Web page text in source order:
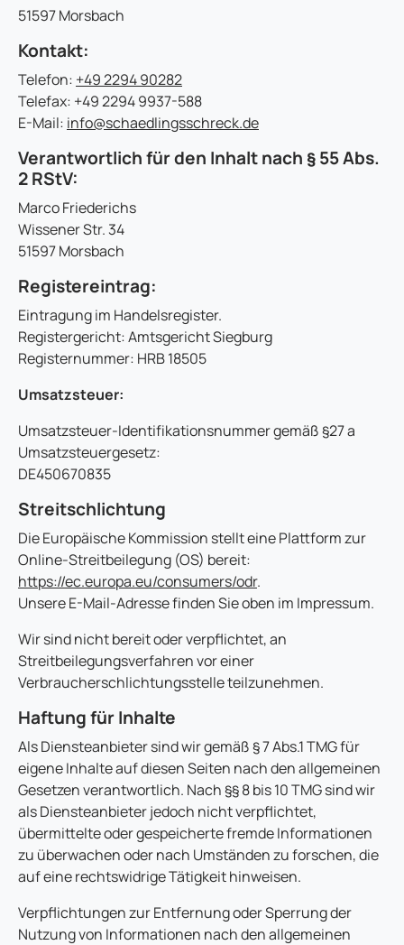
51597 Morsbach
Kontakt:
Telefon: +49 2294 90282
Telefax: +49 2294 9937-588
E-Mail: info@schaedlingsschreck.de
Verantwortlich für den Inhalt nach § 55 Abs.
2 RStV:
Marco Friederichs
Wissener Str. 34
51597 Morsbach
Registereintrag:
Eintragung im Handelsregister.
Registergericht: Amtsgericht Siegburg
Registernummer: HRB 18505
Umsatzsteuer:
Umsatzsteuer-Identifikationsnummer gemäß §27 a
Umsatzsteuergesetz:
DE450670835
Streitschlichtung
Die Europäische Kommission stellt eine Plattform zur
Online-Streitbeilegung (OS) bereit:
https://ec.europa.eu/consumers/odr.
Unsere E-Mail-Adresse finden Sie oben im Impressum.
Wir sind nicht bereit oder verpflichtet, an
Streitbeilegungsverfahren vor einer
Verbraucherschlichtungsstelle teilzunehmen.
Haftung für Inhalte
Als Diensteanbieter sind wir gemäß § 7 Abs.1 TMG für
eigene Inhalte auf diesen Seiten nach den allgemeinen
Gesetzen verantwortlich. Nach §§ 8 bis 10 TMG sind wir
als Diensteanbieter jedoch nicht verpflichtet,
übermittelte oder gespeicherte fremde Informationen
zu überwachen oder nach Umständen zu forschen, die
auf eine rechtswidrige Tätigkeit hinweisen.
Verpflichtungen zur Entfernung oder Sperrung der
Nutzung von Informationen nach den allgemeinen